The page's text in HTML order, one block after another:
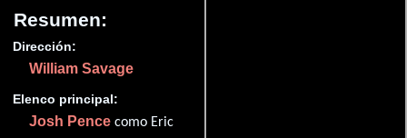
Resumen:
Dirección:
William Savage
Elenco principal:
Josh Pence como Eric